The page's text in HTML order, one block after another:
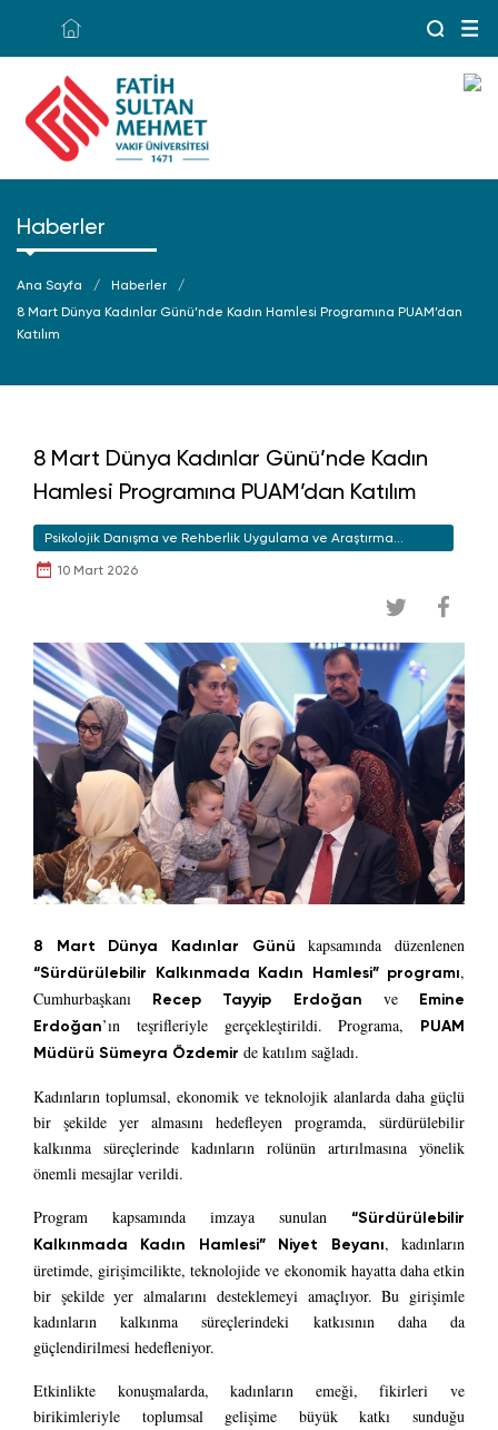
Haberler
Ana Sayfa
Haberler
8 Mart Dünya Kadınlar Günü’nde Kadın Hamlesi Programına PUAM’dan
Katılım
8 Mart Dünya Kadınlar Günü’nde Kadın
Hamlesi Programına PUAM’dan Katılım
Psikolojik Danışma ve Rehberlik Uygulama ve Araştırma
Merkezi
10 Mart 2026
8 Mart Dünya Kadınlar Günü kapsamında düzenlenen
“Sürdürülebilir Kalkınmada Kadın Hamlesi” programı,
Cumhurbaşkanı
Recep Tayyip Erdoğan ve
Emine
Erdoğan’ın teşrifleriyle gerçekleştirildi. Programa,
PUAM
Müdürü Sümeyra Özdemir de katılım sağladı.
Kadınların toplumsal, ekonomik ve teknolojik alanlarda daha güçlü
bir şekilde yer almasını hedefleyen programda, sürdürülebilir
kalkınma süreçlerinde kadınların rolünün artırılmasına yönelik
önemli mesajlar verildi.
Program kapsamında imzaya sunulan “Sürdürülebilir
Kalkınmada Kadın Hamlesi” Niyet Beyanı, kadınların
üretimde, girişimcilikte, teknolojide ve ekonomik hayatta daha etkin
bir şekilde yer almalarını desteklemeyi amaçlıyor. Bu girişimle
kadınların kalkınma süreçlerindeki katkısının daha da
güçlendirilmesi hedefleniyor.
Etkinlikte konuşmalarda, kadınların emeği, fikirleri ve
birikimleriyle toplumsal gelişime büyük katkı sunduğu